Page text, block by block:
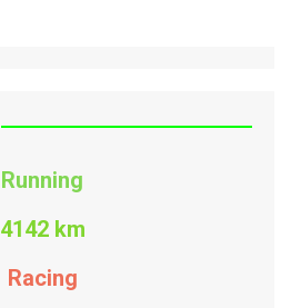
Running
4142 km
Racing